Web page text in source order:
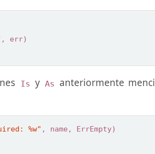
, err)
Is y As anteriormente
%w" , name , ErrEmpty)